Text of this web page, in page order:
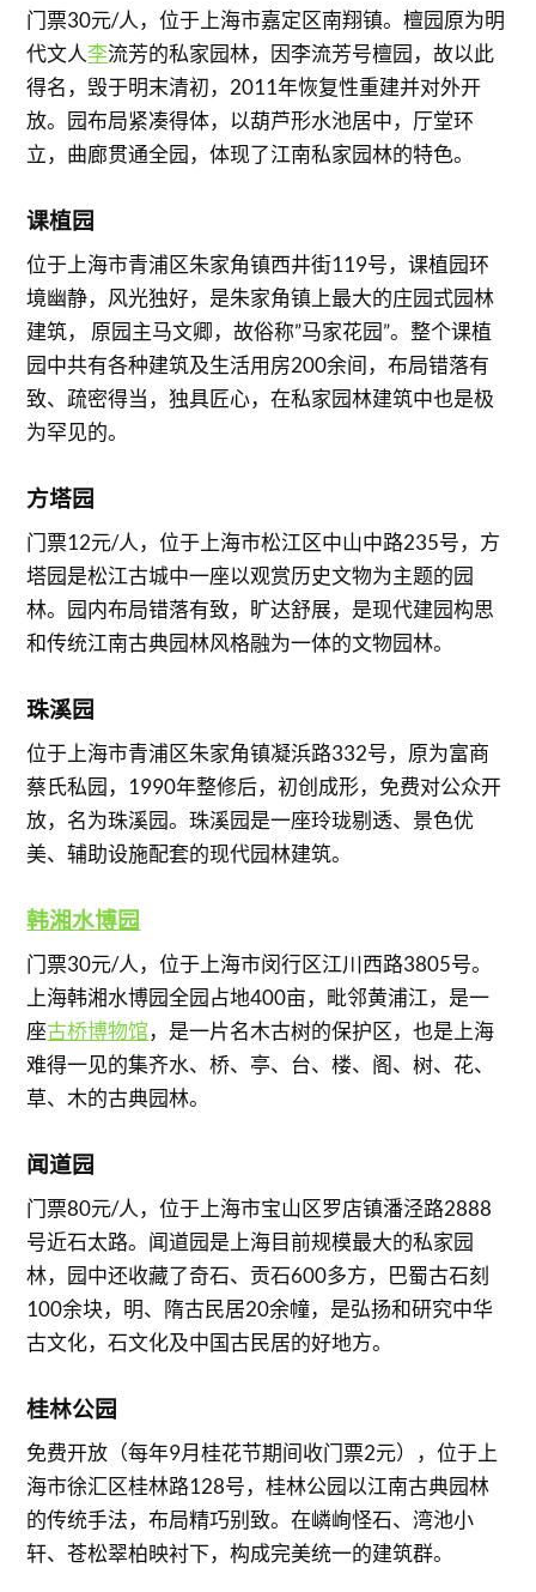
门票30元/人，位于上海市嘉定区南翔镇。檀园原为明
代文人李流芳的私家园林，因李流芳号檀园，故以此
得名，毁于明末清初，2011年恢复性重建并对外开
放。园布局紧凑得体，以葫芦形水池居中，厅堂环
立，曲廊贯通全园，体现了江南私家园林的特色。
课植园
位于上海市青浦区朱家角镇西井街119号，课植园环
境幽静，风光独好，是朱家角镇上最大的庄园式园林
建筑， 原园主马文卿，故俗称”马家花园”。整个课植
园中共有各种建筑及生活用房200余间，布局错落有
致、疏密得当，独具匠心，在私家园林建筑中也是极
为罕见的。
方塔园
门票12元/人，位于上海市松江区中山中路235号，方
塔园是松江古城中一座以观赏历史文物为主题的园
林。园内布局错落有致，旷达舒展，是现代建园构思
和传统江南古典园林风格融为一体的文物园林。
珠溪园
位于上海市青浦区朱家角镇凝浜路332号，原为富商
蔡氏私园，1990年整修后，初创成形，免费对公众开
放，名为珠溪园。珠溪园是一座玲珑剔透、景色优
美、辅助设施配套的现代园林建筑。
韩湘水博园
门票30元/人，位于上海市闵行区江川西路3805号。
上海韩湘水博园全园占地400亩，毗邻黄浦江，是一
座古桥博物馆，是一片名木古树的保护区，也是上海
难得一见的集齐水、桥、亭、台、楼、阁、树、花、
草、木的古典园林。
闻道园
门票80元/人，位于上海市宝山区罗店镇潘泾路2888
号近石太路。闻道园是上海目前规模最大的私家园
林，园中还收藏了奇石、贡石600多方，巴蜀古石刻
100余块，明、隋古民居20余幢，是弘扬和研究中华
古文化，石文化及中国古民居的好地方。
桂林公园
免费开放（每年9月桂花节期间收门票2元），位于上
海市徐汇区桂林路128号，桂林公园以江南古典园林
的传统手法，布局精巧别致。在嶙峋怪石、湾池小
轩、苍松翠柏映衬下，构成完美统一的建筑群。